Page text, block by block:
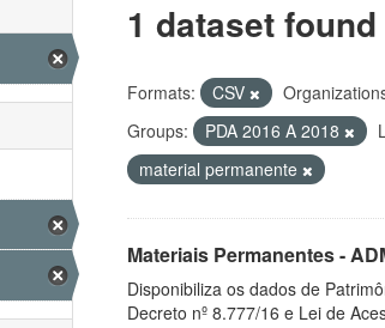
1 dataset found
Formats: CSV
Groups:
PDA 2016 A 2018
material permanente
Materiais Permanentes -
Disponibiliza os dados de
Decreto nº 8.777/16 e Lei de